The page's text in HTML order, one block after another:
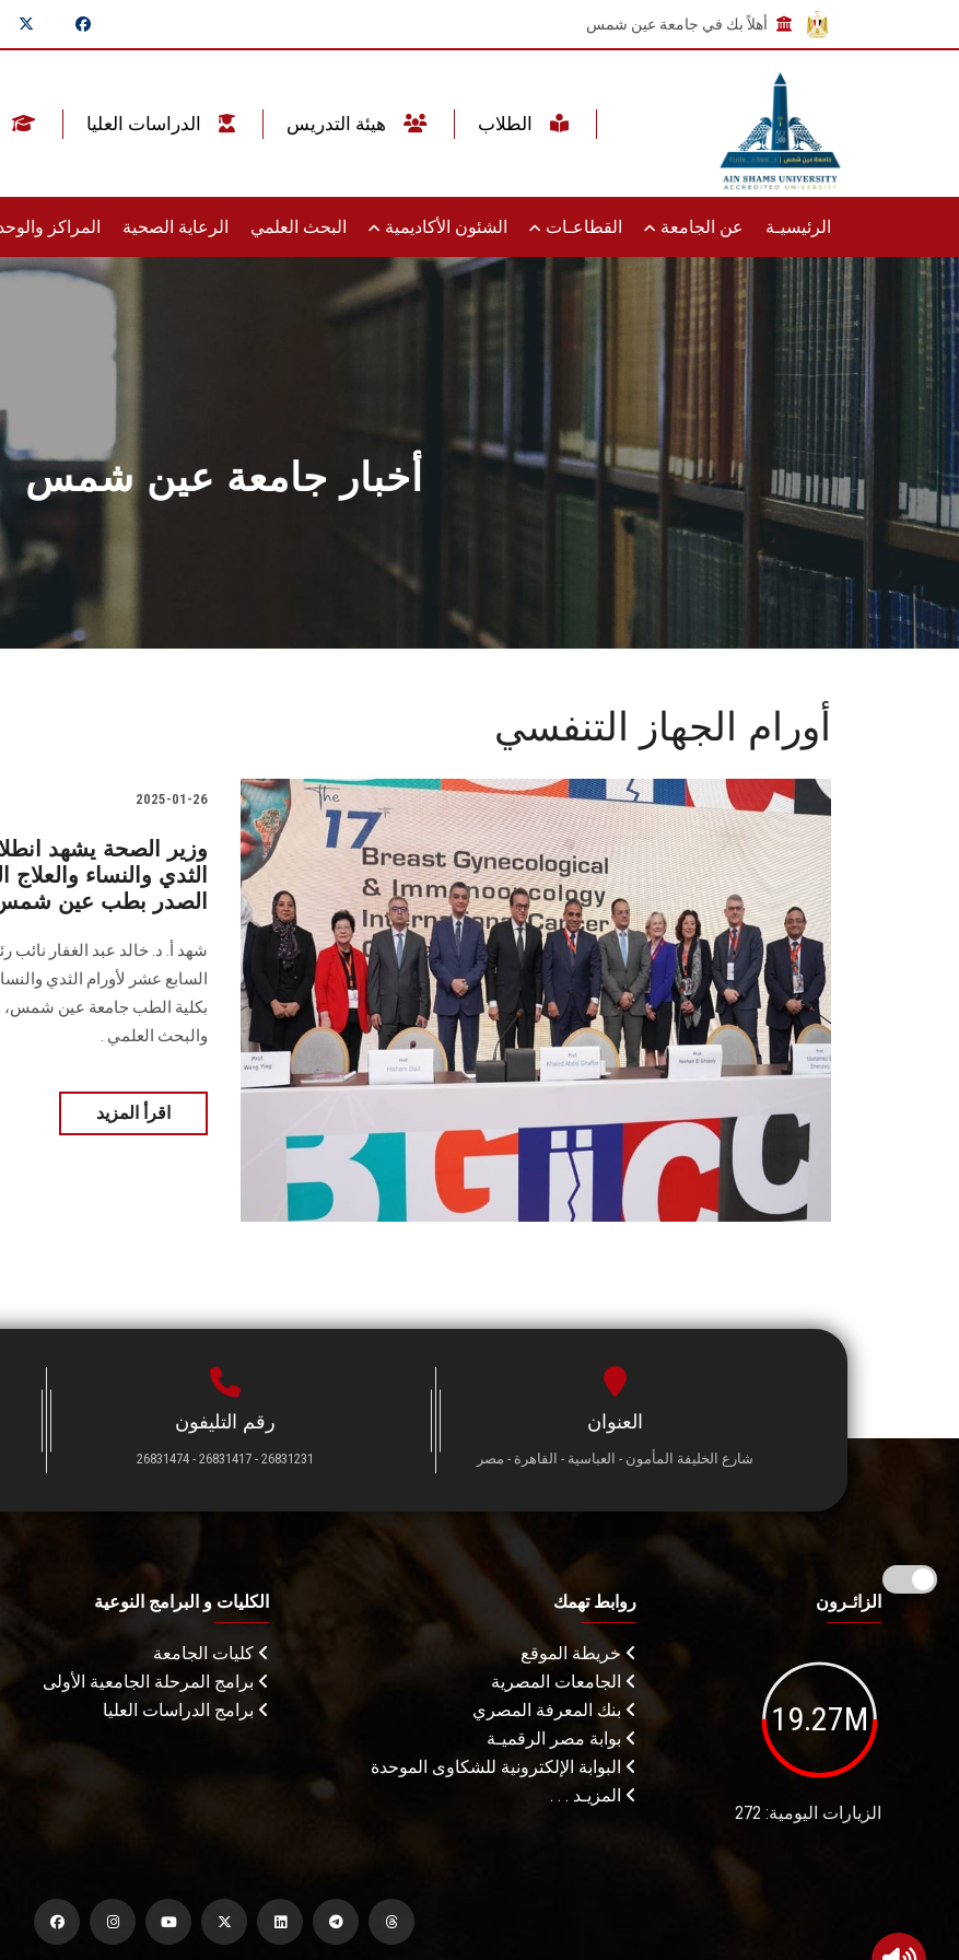
أهلاً بك في جامعة عين شمس
الرئيسيـة عن الجامعة القطاعـات الشئون الأكاديمية البحث العلمي الرعاية الصحية المراكز
أخبار جامعة عين شمس
أورام الجهاز التنفسي
2025-01-26
وزير الصحة يشهد
الثدي والنساء
الصدر بطب عين
شهد أ. د. خالد عبد الغفار نائب
السابع عشر لأورام الثدي
بكلية الطب جامعة عين شمس،
والبحث العلمي .
اقرأ المزيد
العنوان
شارع الخليفة المأمون - العباسية - القاهرة - مصر
رقم التليفون
26831231 - 26831417 - 26831474
الزائـرون
19.27M
الزيارات اليومية: 272
روابط تهمك
خريطة الموقع
الجامعات المصرية
بنك المعرفة المصري
بوابة مصر الرقميـة
البوابة الإلكترونية للشكاوى الموحدة
المزيـد . . .
الكليات و البرامج النوعية
كليات الجامعة
برامج المرحلة الجامعية الأولى
برامج الدراسات العليا